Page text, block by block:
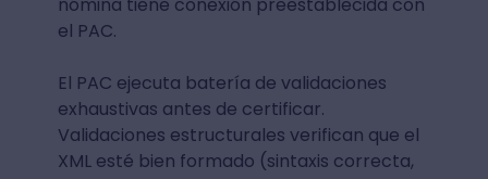
el PAC.
El PAC ejecuta batería de validaciones
exhaustivas antes de certificar.
Validaciones estructurales verifican que el
XML esté bien formado (sintaxis correcta,